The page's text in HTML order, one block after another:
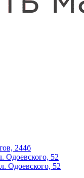
244б
Одоевского, 52
Одоевского, 52